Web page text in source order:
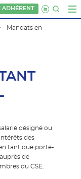
ADHÉRENT
Mandats en
désigné ou
des
tant que porte-
de
du CSE.